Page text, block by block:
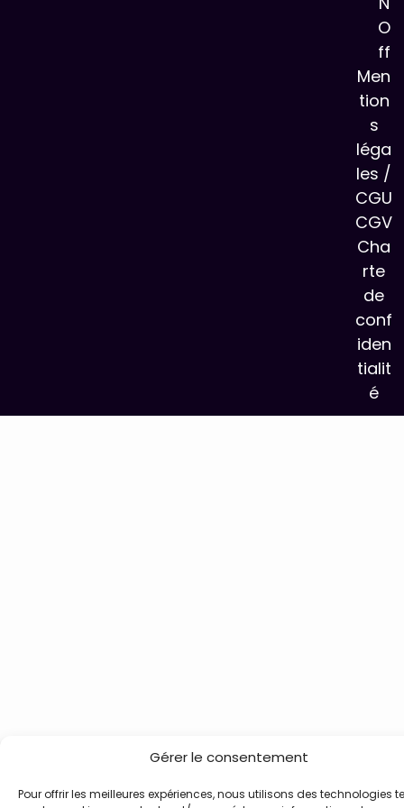
Gérer le consentement
Pour offrir les meilleures expériences, nous utilisons des technologies
O
ff
Men
tion
s
léga
les /
CGU
CGV
Cha
rte
de
conf
iden
tialit
é